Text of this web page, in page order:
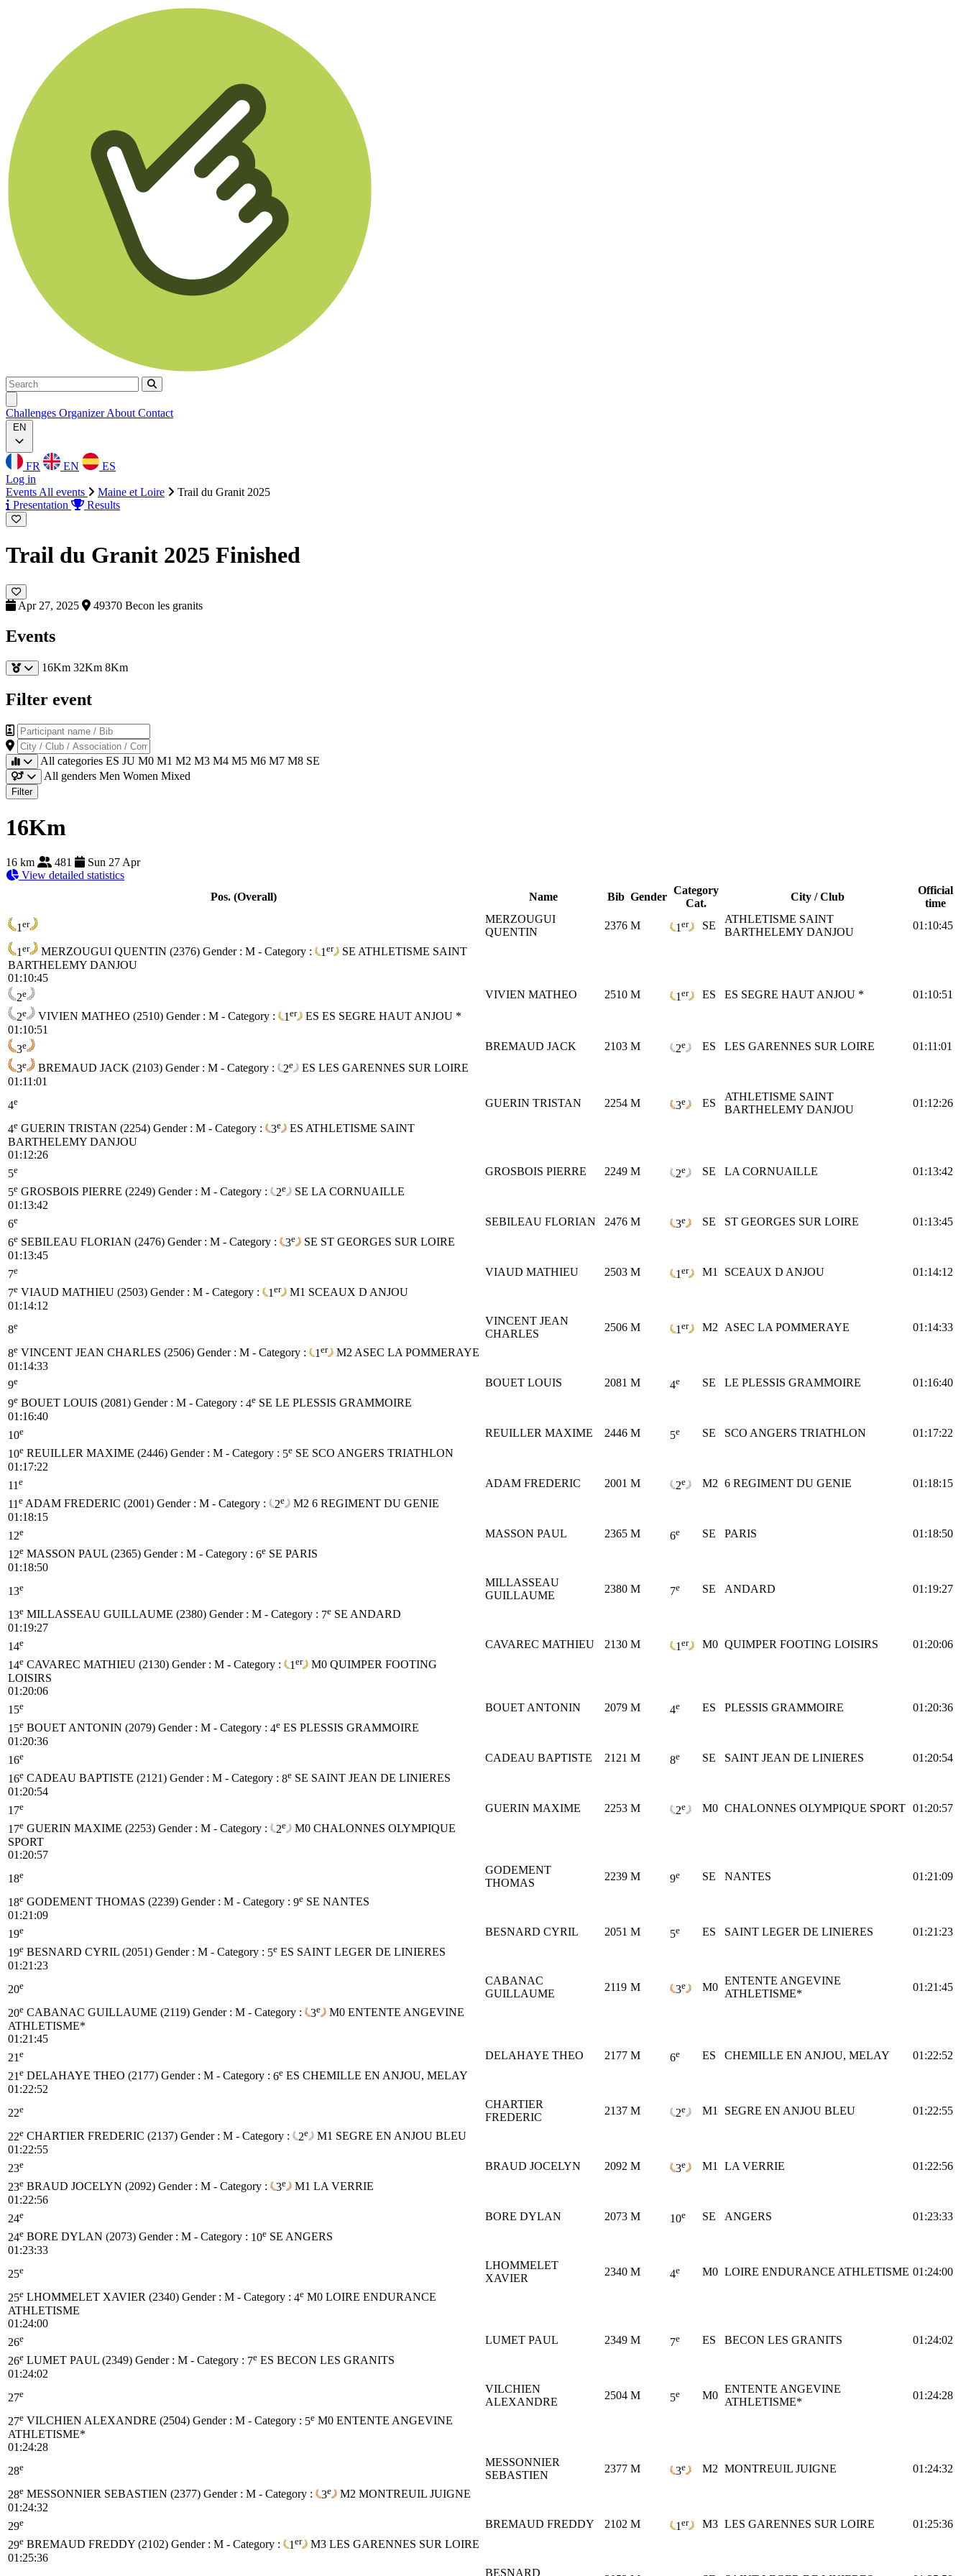
Search
Search
Challenges OrganizerAbout Contact
EN
FR EN
ES
Log in
Events All events Maine et Loire
Trail du Granit 2025
Presentation
Results
Trail du Granit 2025 Finished
Apr 27, 2025 49370 Becon les granits
Events
16Km 32Km 8Km
Filter event
Participant name / Bib
City / Club / Association / Company
All categories ES JU M0 M1 M2 M3 M4 M5 M6 M7 M8 SE
All genders Men Women Mixed
Filter
16Km
16 km 481
Sun 27 Apr
View detailed statistics
Pos. (Overall)
Name Bib Gender
Category
Cat.
City / Club
Official
time
1 er
MERZOUGUI
QUENTIN
2376 M 1 er SE
ATHLETISME SAINT
BARTHELEMY DANJOU
01:10:45
1 er MERZOUGUI QUENTIN (2376) Gender : M - Category : 1 er SE ATHLETISME SAINT
BARTHELEMY DANJOU
01:10:45
2e VIVIEN MATHEO 2510 M 1 er ES ES SEGRE HAUT ANJOU *
01:10:51
2e VIVIEN MATHEO (2510) Gender : M - Category : 1 er ES ES SEGRE HAUT ANJOU *
01:10:51
3e BREMAUD JACK 2103 M 2e ES LES GARENNES SUR LOIRE
01:11:01
3e BREMAUD JACK (2103) Gender : M - Category : 2e ES LES GARENNES SUR LOIRE
01:11:01
4e GUERIN TRISTAN 2254 M 3e ES
ATHLETISME SAINT
BARTHELEMY DANJOU
01:12:26
4e GUERIN TRISTAN (2254) Gender : M - Category : 3e ES ATHLETISME SAINT
BARTHELEMY DANJOU
01:12:26
5e GROSBOIS PIERRE 2249 M 2e SE LA CORNUAILLE
01:13:42
5e GROSBOIS PIERRE (2249) Gender : M - Category : 2e SE LA CORNUAILLE
01:13:42
6e SEBILEAU FLORIAN 2476 M 3e SE ST GEORGES SUR LOIRE
01:13:45
6e SEBILEAU FLORIAN (2476) Gender : M - Category : 3e SE ST GEORGES SUR LOIRE
01:13:45
7e VIAUD MATHIEU 2503 M 1 er M1 SCEAUX D ANJOU
01:14:12
7e VIAUD MATHIEU (2503) Gender : M - Category : 1 er M1 SCEAUX D ANJOU
01:14:12
8e
VINCENT JEAN
CHARLES
2506 M 1 er M2 ASEC LA POMMERAYE 01:14:33
8e VINCENT JEAN CHARLES (2506) Gender : M - Category : 1 er M2ASEC LA POMMERAYE
01:14:33
9e BOUET LOUIS 2081 M 4e SE LE PLESSIS GRAMMOIRE
01:16:40
9e BOUET LOUIS (2081) Gender : M - Category : 4e SE LE PLESSIS GRAMMOIRE
01:16:40
10e REUILLER MAXIME 2446 M 5e SE SCO ANGERS TRIATHLON
01:17:22
10e REUILLER MAXIME (2446) Gender : M - Category : 5e SE SCO ANGERS TRIATHLON
01:17:22
11 e ADAM FREDERIC 2001 M 2e M2 6 REGIMENT DU GENIE
01:18:15
11 e ADAM FREDERIC (2001) Gender : M - Category : 2e M2 6 REGIMENT DU GENIE
01:18:15
12e MASSON PAUL 2365 M 6e SE PARIS
01:18:50
12e MASSON PAUL (2365) Gender : M - Category : 6e SE PARIS
01:18:50
13e
MILLASSEAU
GUILLAUME
2380 M 7e SE ANDARD 01:19:27
13e MILLASSEAU GUILLAUME (2380) Gender : M - Category : 7e SE ANDARD
01:19:27
14e CAVAREC MATHIEU 2130 M 1 er M0 QUIMPER FOOTING LOISIRS
01:20:06
14e CAVAREC MATHIEU (2130) Gender : M - Category : 1 er M0 QUIMPER FOOTING
LOISIRS
01:20:06
15e BOUET ANTONIN 2079 M 4e ES PLESSIS GRAMMOIRE
01:20:36
15e BOUET ANTONIN (2079) Gender : M - Category : 4e ES PLESSIS GRAMMOIRE
01:20:36
16e CADEAU BAPTISTE 2121 M 8e SE SAINT JEAN DE LINIERES
01:20:54
16e CADEAU BAPTISTE (2121) Gender : M - Category : 8e SE SAINT JEAN DE LINIERES
01:20:54
17e GUERIN MAXIME 2253 M 2e M0 CHALONNES OLYMPIQUE SPORT 01:20:57
17e GUERIN MAXIME (2253) Gender : M - Category : 2e M0 CHALONNES OLYMPIQUE
SPORT
01:20:57
18e
GODEMENT
THOMAS
2239 M 9e SE NANTES 01:21:09
18e GODEMENT THOMAS (2239) Gender : M - Category : 9e SE NANTES
01:21:09
19e BESNARD CYRIL 2051 M 5e ES SAINT LEGER DE LINIERES
01:21:23
19e BESNARD CYRIL (2051) Gender : M - Category : 5e ES SAINT LEGER DE LINIERES
01:21:23
20e
CABANAC
GUILLAUME
2119 M 3e M0
ENTENTE ANGEVINE
ATHLETISME*
01:21:45
20e CABANAC GUILLAUME (2119) Gender : M - Category : 3e M0 ENTENTE ANGEVINE
ATHLETISME*
01:21:45
21 e DELAHAYE THEO 2177 M 6e ES CHEMILLE EN ANJOU, MELAY
01:22:52
21 e DELAHAYE THEO (2177) Gender : M - Category : 6e ES CHEMILLE EN ANJOU, MELAY
01:22:52
22e
CHARTIER
FREDERIC
2137 M 2e M1 SEGRE EN ANJOU BLEU 01:22:55
22e CHARTIER FREDERIC (2137) Gender : M - Category : 2e M1 SEGRE EN ANJOU BLEU
01:22:55
23e BRAUD JOCELYN 2092 M 3e M1 LA VERRIE
01:22:56
23e BRAUD JOCELYN (2092) Gender : M - Category : 3e M1 LA VERRIE
01:22:56
24e BORE DYLAN 2073 M 10e SE ANGERS
01:23:33
24e BORE DYLAN (2073) Gender : M - Category : 10e SE ANGERS
01:23:33
25e
LHOMMELET
XAVIER
2340 M 4e M0 LOIRE ENDURANCE ATHLETISME 01:24:00
25e LHOMMELET XAVIER (2340) Gender : M - Category : 4e M0 LOIRE ENDURANCE
ATHLETISME
01:24:00
26e LUMET PAUL 2349 M 7e ES BECON LES GRANITS
01:24:02
26e LUMET PAUL (2349) Gender : M - Category : 7e ES BECON LES GRANITS
01:24:02
27e
VILCHIEN
ALEXANDRE
2504 M 5e M0
ENTENTE ANGEVINE
ATHLETISME*
01:24:28
27e VILCHIEN ALEXANDRE (2504) Gender : M - Category : 5e M0 ENTENTE ANGEVINE
ATHLETISME*
01:24:28
28e
MESSONNIER
SEBASTIEN
2377 M 3e M2 MONTREUIL JUIGNE 01:24:32
28e MESSONNIER SEBASTIEN (2377) Gender : M - Category : 3e M2 MONTREUIL JUIGNE
01:24:32
29e BREMAUD FREDDY 2102 M 1 er M3 LES GARENNES SUR LOIRE
01:25:36
29e BREMAUD FREDDY (2102) Gender : M - Category : 1 er M3 LES GARENNES SUR LOIRE
01:25:36
BESNARD